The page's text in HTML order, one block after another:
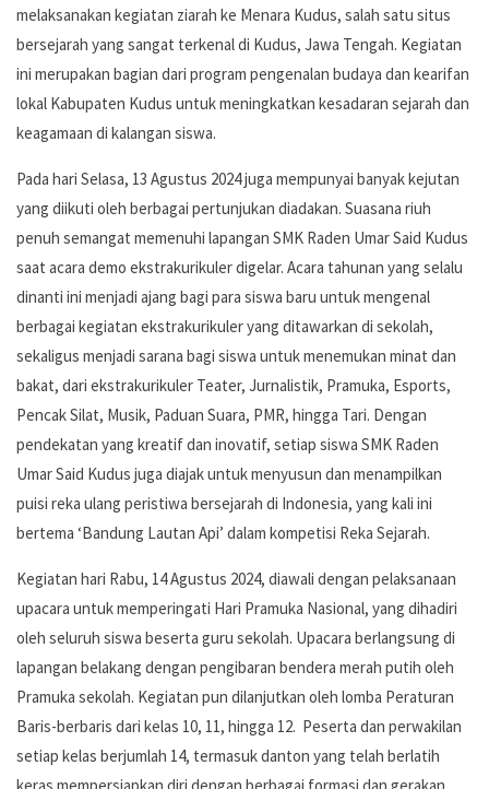
melaksanakan kegiatan ziarah ke Menara Kudus, salah satu situs
bersejarah yang sangat terkenal di Kudus, Jawa Tengah. Kegiatan
ini merupakan bagian dari program pengenalan budaya dan kearifan
lokal Kabupaten Kudus untuk meningkatkan kesadaran sejarah dan
keagamaan di kalangan siswa.
Pada hari Selasa, 13 Agustus 2024 juga mempunyai banyak kejutan
yang diikuti oleh berbagai pertunjukan diadakan. Suasana riuh
penuh semangat memenuhi lapangan SMK Raden Umar Said Kudus
saat acara demo ekstrakurikuler digelar. Acara tahunan yang selalu
dinanti ini menjadi ajang bagi para siswa baru untuk mengenal
berbagai kegiatan ekstrakurikuler yang ditawarkan di sekolah,
sekaligus menjadi sarana bagi siswa untuk menemukan minat dan
bakat, dari ekstrakurikuler Teater, Jurnalistik, Pramuka, Esports,
Pencak Silat, Musik, Paduan Suara, PMR, hingga Tari. Dengan
pendekatan yang kreatif dan inovatif, setiap siswa SMK Raden
Umar Said Kudus juga diajak untuk menyusun dan menampilkan
puisi reka ulang peristiwa bersejarah di Indonesia, yang kali ini
bertema ‘Bandung Lautan Api’ dalam kompetisi Reka Sejarah.
Kegiatan hari Rabu, 14 Agustus 2024, diawali dengan pelaksanaan
upacara untuk memperingati Hari Pramuka Nasional, yang dihadiri
oleh seluruh siswa beserta guru sekolah. Upacara berlangsung di
lapangan belakang dengan pengibaran bendera merah putih oleh
Pramuka sekolah. Kegiatan pun dilanjutkan oleh lomba Peraturan
Baris-berbaris dari kelas 10, 11, hingga 12. Peserta dan perwakilan
setiap kelas berjumlah 14, termasuk danton yang telah berlatih